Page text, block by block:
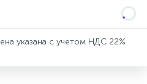
указана с учетом НДС 22%